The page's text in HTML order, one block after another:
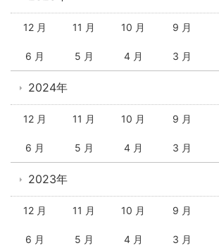
12 月 11 月 10 月 9 月
6 月 5 月 4 月 3 月
2024年
12 月 11 月 10 月 9 月
6 月 5 月 4 月 3 月
2023年
12 月 11 月 10 月 9 月
6 月 5 月 4 月 3 月